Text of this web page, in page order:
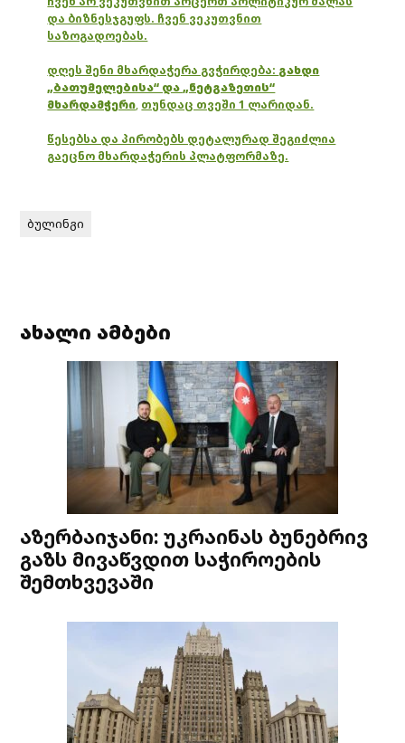
და ბიზნესჯგუფს. ჩვენ ვეკუთვნით
საზოგადოებას.
დღეს შენი მხარდაჭერა გვჭირდება: გახდი
„ბათუმელებისა“ და „ნეტგაზეთის“
მხარდამჭერი, თუნდაც თვეში 1 ლარიდან.
წესებსა და პირობებს დეტალურად შეგიძლია
გაეცნო მხარდაჭერის პლატფორმაზე.
ბულინგი
ახალი ამბები
აზერბაიჯანი: უკრაინას ბუნებრივ
გაზს მივაწვდით საჭიროების
შემთხვევაში